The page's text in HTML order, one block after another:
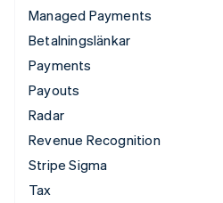
Managed Payments
Betalningslänkar
Payments
Payouts
Radar
Revenue Recognition
Stripe Sigma
Tax